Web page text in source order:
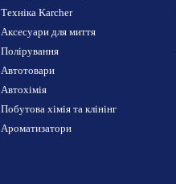
Техніка Karcher
Аксесуари для миття
Полірування
Автотовари
Автохімія
Побутова хімія та клінінг
Ароматизатори